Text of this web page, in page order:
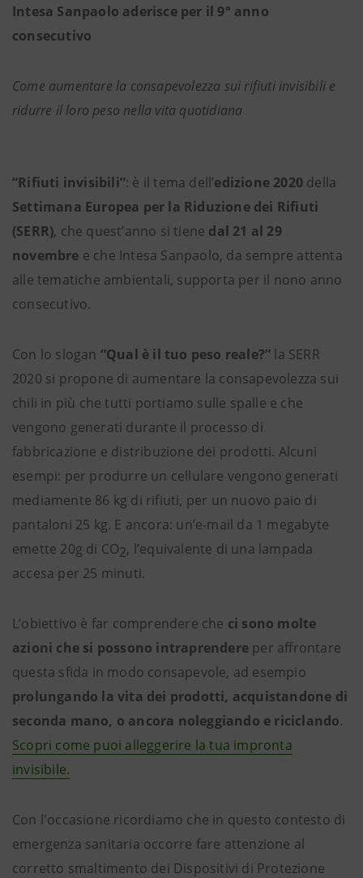
Intesa Sanpaolo aderisce per il 9° anno
consecutivo
Come aumentare la consapevolezza sui rifiuti invisibili e
ridurre il loro peso nella vita quotidiana
“Rifiuti invisibili”: è il tema dell’edizione 2020 della
Settimana Europea per la Riduzione dei Rifiuti
(SERR), che quest’anno si tiene dal 21 al 29
novembre e che Intesa Sanpaolo, da sempre attenta
alle tematiche ambientali, supporta per il nono anno
consecutivo.
Con lo slogan “Qual è il tuo peso reale?” la SERR
2020 si propone di aumentare la consapevolezza sui
chili in più che tutti portiamo sulle spalle e che
vengono generati durante il processo di
fabbricazione e distribuzione dei prodotti. Alcuni
esempi: per produrre un cellulare vengono generati
mediamente 86 kg di rifiuti, per un nuovo paio di
pantaloni 25 kg. E ancora: un’e-mail da 1 megabyte
emette 20g di CO2, l’equivalente di una lampada
accesa per 25 minuti.
L’obiettivo è far comprendere che ci sono molte
azioni che si possono intraprendere per affrontare
questa sfida in modo consapevole, ad esempio
prolungando la vita dei prodotti, acquistandone di
seconda mano, o ancora noleggiando e riciclando.
Scopri come puoi alleggerire la tua impronta
invisibile.
Con l'occasione ricordiamo che in questo contesto di
emergenza sanitaria occorre fare attenzione al
corretto smaltimento dei Dispositivi di Protezione